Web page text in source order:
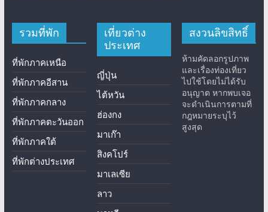
รวมที่พัก
ที่พักภาคเหนือ
ที่พักภาคอีสาน
ที่พักภาคกลาง
ที่พักภาคตะวันออก
ที่พักภาคใต้
ที่พักต่างประเทศ
เที่ยวต่าง
ประเทศ
ญี่ปุ่น
ไต้หวัน
ฮ่องกง
มาเก๊า
สิงคโปร์
มาเลเซีย
ลาว
สงวนลิขสิทธิ์
ห้ามคัดลอกรูปภาพ
และเรื่องท่องเที่ยว
ไปใช้โดยไม่ได้รับ
อนุญาต หากพบเจอ
จะดำเนินการตามที่
กฎหมายระบุไว้
สูงสุด